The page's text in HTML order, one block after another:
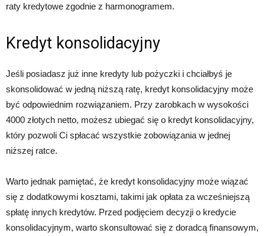
raty kredytowe zgodnie z harmonogramem.
Kredyt konsolidacyjny
Jeśli posiadasz już inne kredyty lub pożyczki i chciałbyś je
skonsolidować w jedną niższą ratę, kredyt konsolidacyjny może
być odpowiednim rozwiązaniem. Przy zarobkach w wysokości
4000 złotych netto, możesz ubiegać się o kredyt konsolidacyjny,
który pozwoli Ci spłacać wszystkie zobowiązania w jednej
niższej ratce.
Warto jednak pamiętać, że kredyt konsolidacyjny może wiązać
się z dodatkowymi kosztami, takimi jak opłata za wcześniejszą
spłatę innych kredytów. Przed podjęciem decyzji o kredycie
konsolidacyjnym, warto skonsultować się z doradcą finansowym,